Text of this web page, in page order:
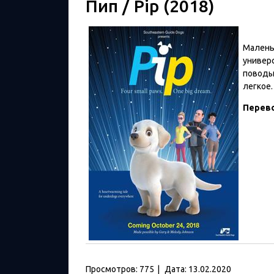
Пип / Pip (2018)
легкое.
Просмотров: 775 Дата: 13.02.2020